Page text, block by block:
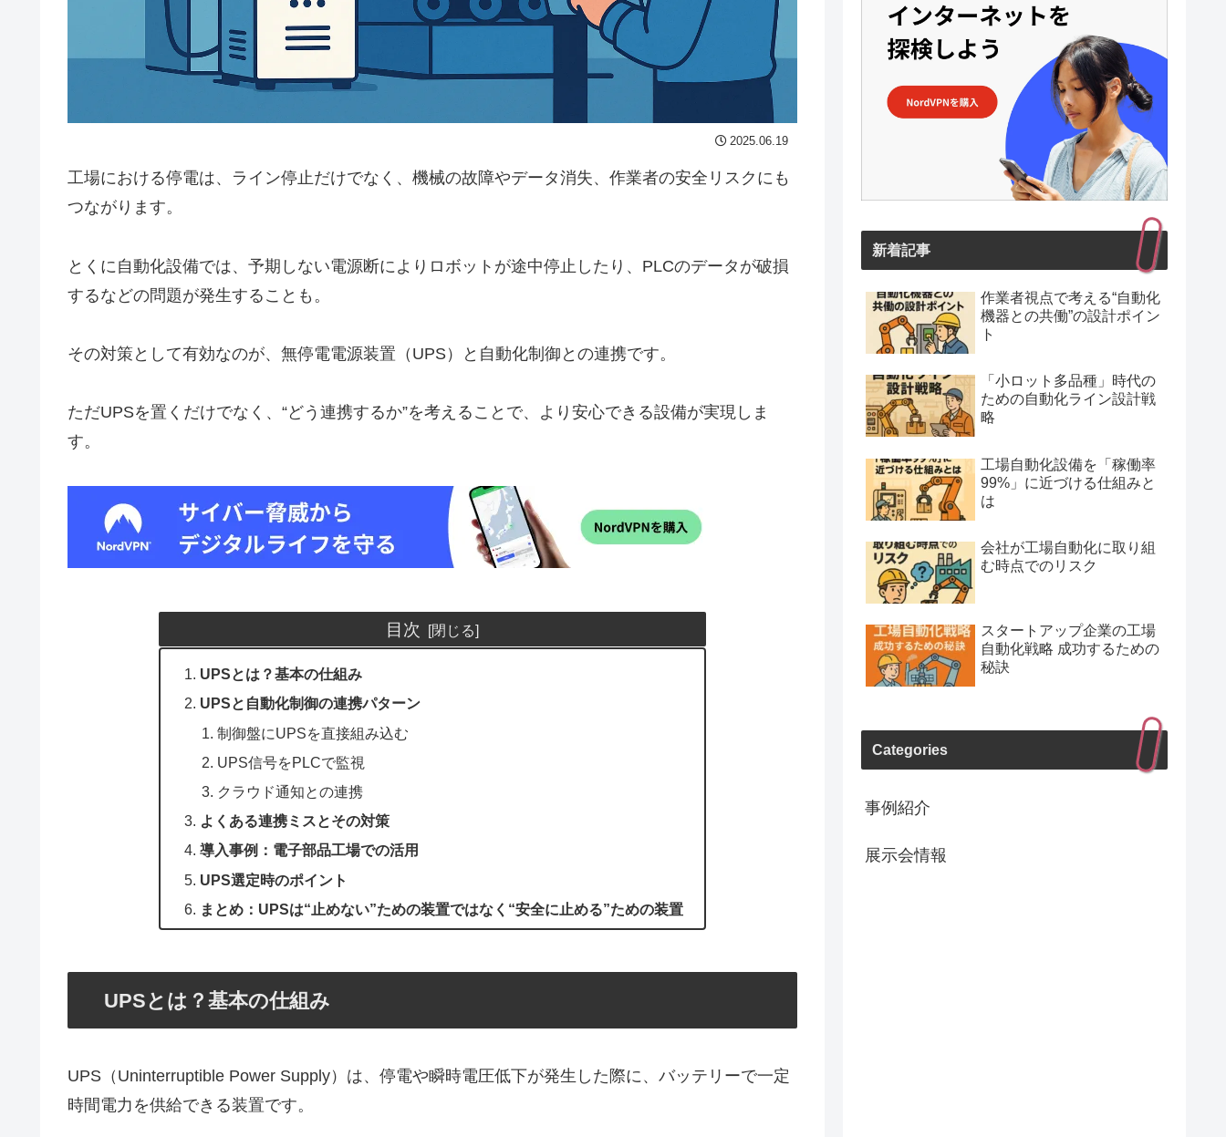
2025.06.19
工場における停電は、ライン停止だけでなく、機械の故障やデータ消失、作業者の安全リスクにも
つながります。
とくに自動化設備では、予期しない電源断によりロボットが途中停止したり、PLCのデータが破損
するなどの問題が発生することも。
その対策として有効なのが、無停電電源装置（UPS）と自動化制御との連携です。
ただUPSを置くだけでなく、“どう連携するか”を考えることで、より安心できる設備が実現しま
す。
目次
UPSとは？基本の仕組み
UPSと自動化制御の連携パターン
制御盤にUPSを直接組み込む
UPS信号をPLCで監視
クラウド通知との連携
よくある連携ミスとその対策
導入事例：電子部品工場での活用
UPS選定時のポイント
まとめ：UPSは“止めない”ための装置ではなく“安全に止める”ための装置
UPSとは？基本の仕組み
UPS（Uninterruptible Power Supply）は、停電や瞬時電圧低下が発生した際に、バッテリーで一定
時間電力を供給できる装置です。
新着記事
作業者視点で考える“自動化
機器との共働”の設計ポイン
ト
「小ロット多品種」時代の
ための自動化ライン設計戦
略
工場自動化設備を「稼働率
99%」に近づける仕組みと
は
会社が工場自動化に取り組
む時点でのリスク
スタートアップ企業の工場
自動化戦略 成功するための
秘訣
Categories
事例紹介
展示会情報